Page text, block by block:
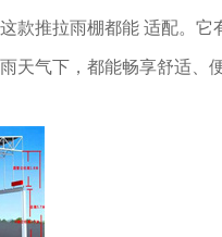
款推拉雨棚都能 适配。它
天气下，都能畅享舒适、